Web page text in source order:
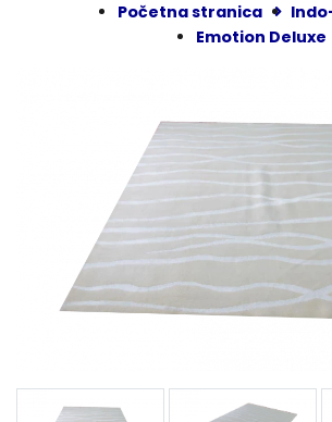
Početna stranica
Emotion Deluxe